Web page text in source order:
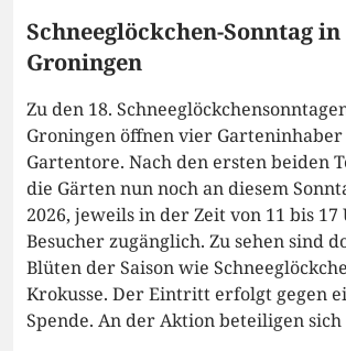
Schneeglöckchen-Sonntag in
Groningen
Zu den 18.
Groningen öffnen vier
Gartentore. Nach den ersten beiden
die Gärten nun noch an diesem
2026, jeweils in der Zeit von 11 bis
Besucher zugänglich. Zu sehen sind
Blüten der Saison wie
Krokusse. Der Eintritt erfolgt gegen
Spende. An der Aktion beteiligen sich